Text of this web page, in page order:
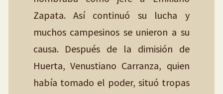
Zapata. Así continuó su lucha y
muchos campesinos se unieron a su
causa. Después de la dimisión de
Huerta, Venustiano Carranza, quien
había tomado el poder, situó tropas